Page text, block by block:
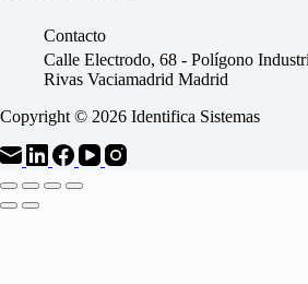
Contacto
Calle Electrodo, 68 - Polígono
Rivas Vaciamadrid Madrid
Copyright © 2026 Identifica Sistemas